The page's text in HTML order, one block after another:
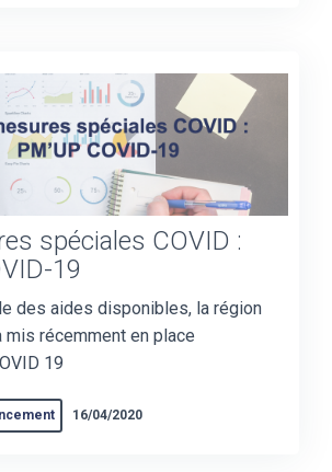
spéciales COVID :
19
des aides disponibles, la région
mis récemment en place
19
16/04/2020